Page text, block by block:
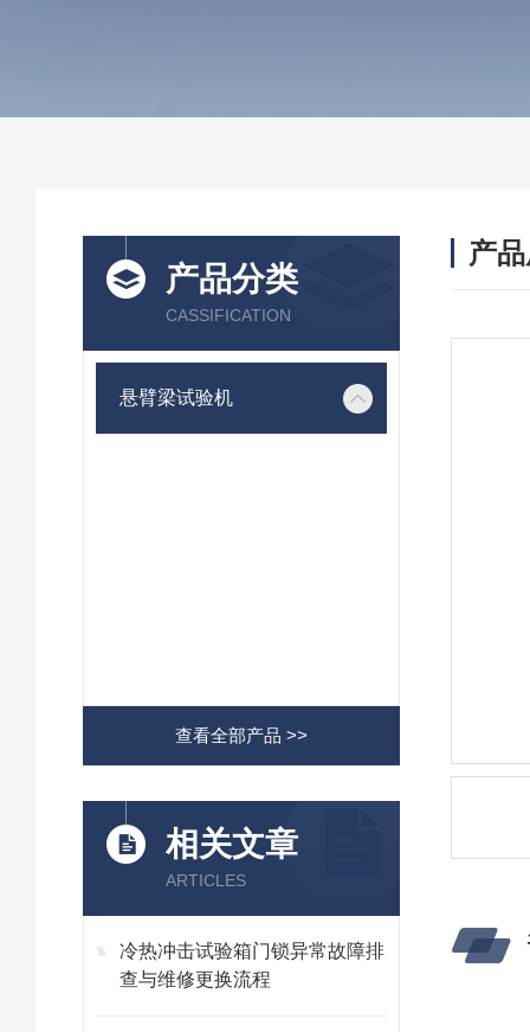
产品分类
CASSIFICATION
悬臂梁试验机
查看全部产品 >>
相关文章
ARTICLES
冷热冲击试验箱门锁异常故障排
查与维修更换流程
产